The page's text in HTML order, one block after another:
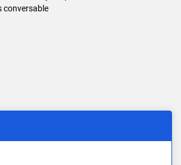
conversable